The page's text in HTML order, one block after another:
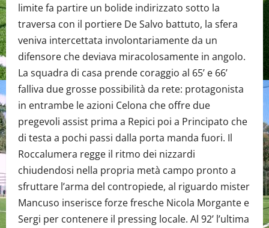
limite fa partire un bolide indirizzato sotto la
traversa con il portiere De Salvo battuto, la sfera
veniva intercettata involontariamente da un
difensore che deviava miracolosamente in angolo.
La squadra di casa prende coraggio al 65’ e 66’
falliva due grosse possibilità da rete: protagonista
in entrambe le azioni Celona che offre due
pregevoli assist prima a Repici poi a Principato che
di testa a pochi passi dalla porta manda fuori. Il
Roccalumera regge il ritmo dei nizzardi
chiudendosi nella propria metà campo pronto a
sfruttare l’arma del contropiede, al riguardo mister
Mancuso inserisce forze fresche Nicola Morgante e
Sergi per contenere il pressing locale. Al 92’ l’ultima